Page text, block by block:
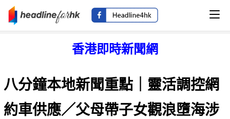
香港即時新聞網
八分鐘本地新聞重點｜靈活調控網
約車供應／父母帶子女觀浪墮海涉